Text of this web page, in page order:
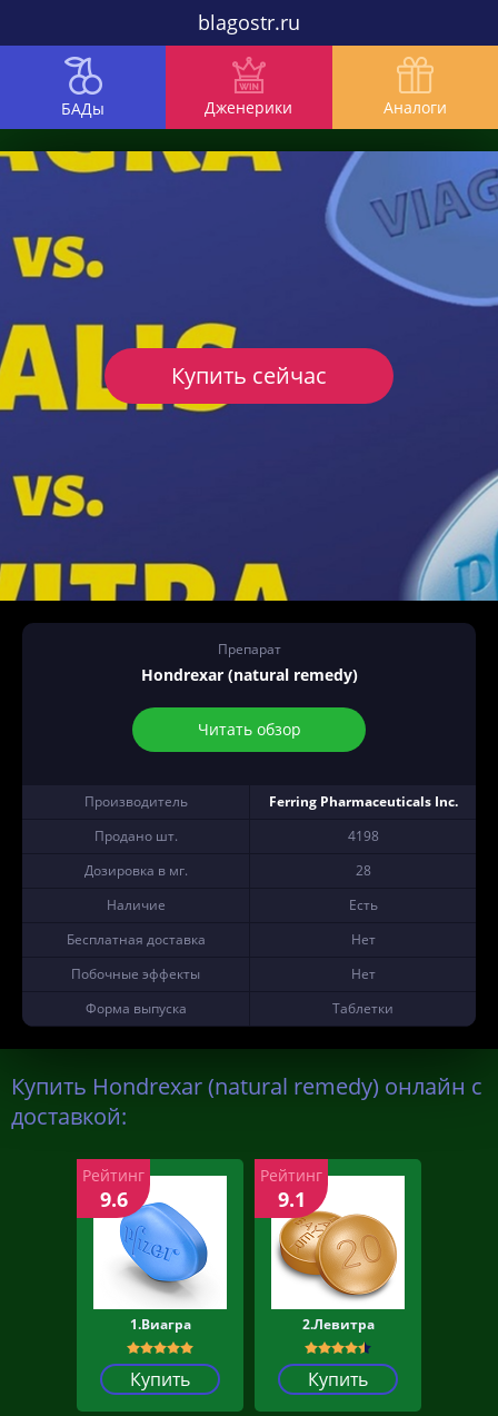
blagostr.ru
БАДы Дженерики Аналоги
Препарат
Hondrexar (natural remedy)
Читать обзор
Производитель
Ferring Pharmaceuticals Inc.
Продано шт.
4198
Дозировка в мг.
28
Наличие
Есть
Бесплатная доставка
Нет
Побочные эффекты
Нет
Форма выпуска
Таблетки
Купить сейчас
Купить Hondrexar (natural remedy) онлайн с
доставкой:
1.Виагра
Купить
Рейтинг
9.6
2.Левитра
Купить
Рейтинг
9.1